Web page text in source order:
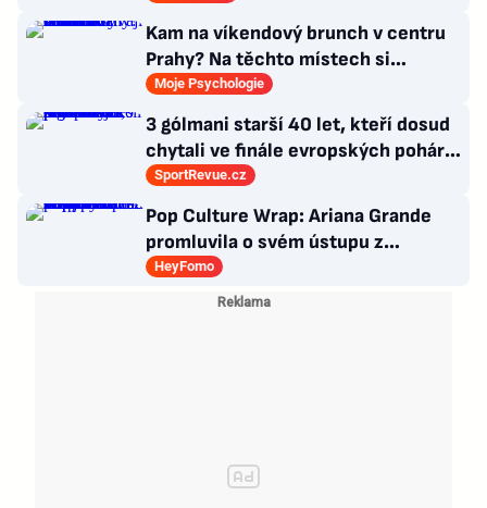
Kam na víkendový brunch v centru
Prahy? Na těchto místech si
dlouhou snídani užívají i místní
Moje Psychologie
3 gólmani starší 40 let, kteří dosud
chytali ve finále evropských pohárů.
Všichni odešli ze hřiště jako
poražení
SportRevue.cz
Pop Culture Wrap: Ariana Grande
promluvila o svém ústupu z
veřejného života a Sophia z
KATSEYE si dává pauzu od skupiny
HeyFomo